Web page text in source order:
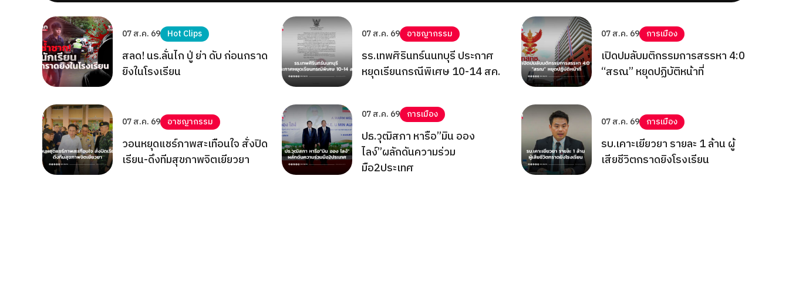
07 ส.ค. 69 Hot Clips
สลด! นร.ลั่นไก ปู่ ย่า ดับ ก่อนกราด
ยิงในโรงเรียน
07 ส.ค. 69 อาชญากรรม
รร.เทพศิรินทร์นนทบุรี ประกาศ
หยุดเรียนกรณีพิเศษ 10-14 สค.
07 ส.ค. 69 การเมือง
เปิดปมลับมติกรรมการสรรหา 4:0
“สรณ” หยุดปฏิบัติหน้าที่
07 ส.ค. 69 อาชญากรรม
วอนหยุดแชร์ภาพสะเทือนใจ สั่งปิด
เรียน-ดึงทีมสุขภาพจิตเยียวยา
07 ส.ค. 69 การเมือง
ปธ.วุฒิสภา หารือ”มิน ออง
ไลง์”ผลักดันความร่วม
มือ2ประเทศ
07 ส.ค. 69 การเมือง
รบ.เคาะเยียวยา รายละ 1 ล้าน ผู้
เสียชีวิตกราดยิงโรงเรียน